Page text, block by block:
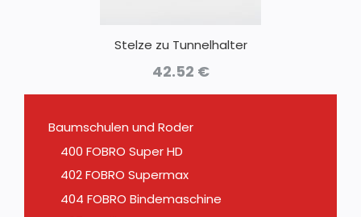
Stelze zu Tunnelhalter
42.52 €
Baumschulen und Roder
400 FOBRO Super HD
402 FOBRO Supermax
404 FOBRO Bindemaschine